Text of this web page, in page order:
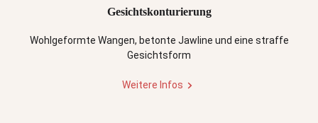
Gesichtskonturierung
Wohlgeformte Wangen, betonte Jawline und eine straffe
Gesichtsform
Weitere Infos